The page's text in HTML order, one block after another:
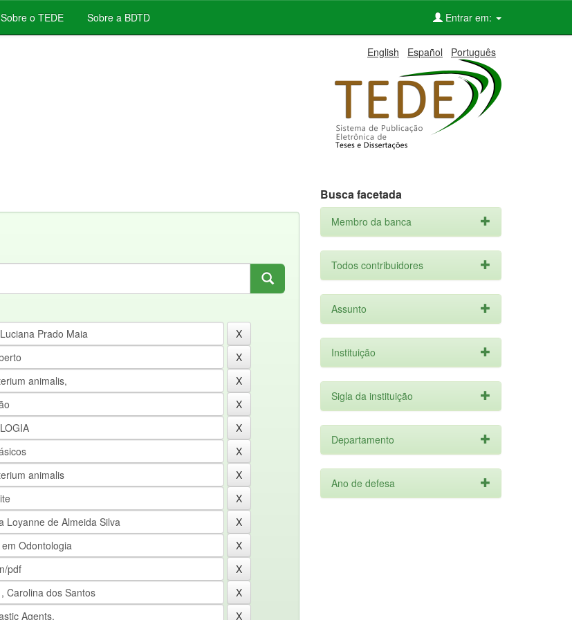
Sobre o TEDE Sobre a BDTD Entrar em:
English Español Português
Busca facetada
Membro da banca
Todos contribuidores
Assunto
Instituição
Sigla da instituição
Departamento
Ano de defesa